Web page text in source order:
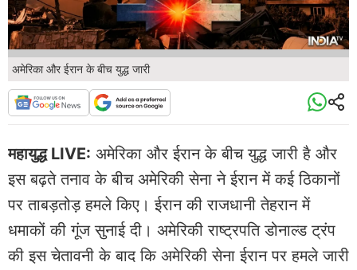
अमेरिका और ईरान के बीच युद्ध जारी
महायुद्ध LIVE: अमेरिका और ईरान के बीच युद्ध जारी है और
इस बढ़ते तनाव के बीच अमेरिकी सेना ने ईरान में कई ठिकानों
पर ताबड़तोड़ हमले किए। ईरान की राजधानी तेहरान में
धमाकों की गूंज सुनाई दी। अमेरिकी राष्ट्रपति डोनाल्ड ट्रंप
की इस चेतावनी के बाद कि अमेरिकी सेना ईरान पर हमले जारी